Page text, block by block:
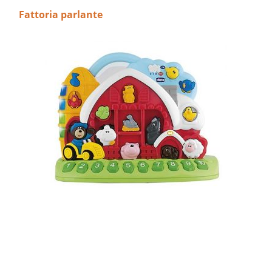
Fattoria parlante